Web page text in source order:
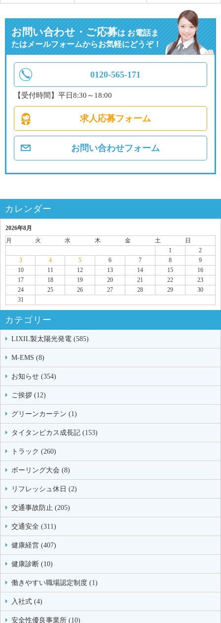
お問い合わせ・ご応募はお電話ま
たはメールフォームからお気軽にどうぞ！
0120-565-171
【受付時間】平日8:30～18:00
求人応募フォーム
お問い合わせフォーム
カレンダー
2026年8月
月
火 水 木 金 土
日
1
2
3
4 5 6 7 8
9
10
11 12 13 14 15
16
17
18 19 20 21 22
23
24
25 26 27 28 29
30
31
カテゴリー
LIXIL製太陽光発電 (585)
M-EMS (8)
お知らせ (354)
ご挨拶 (12)
グリーンカーテン (1)
タイタンビカス成長記 (153)
トラック (260)
ボーリング大会 (8)
リフレッシュ休日 (2)
交通事故防止 (205)
交通安全 (311)
健康経営 (407)
健康診断 (10)
働きやすい職場認定制度 (1)
入社式 (4)
安全性優良事業所 (10)